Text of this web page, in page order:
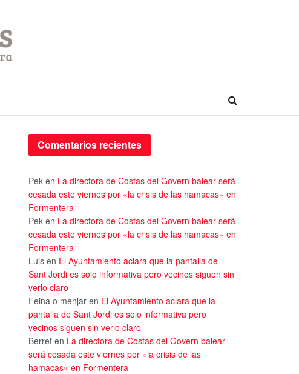
Comentarios recientes
Pek en La directora de Costas del Govern balear será
cesada este viernes por «la crisis de las hamacas» en
Formentera
Pek en La directora de Costas del Govern balear será
cesada este viernes por «la crisis de las hamacas» en
Formentera
Luis en El Ayuntamiento aclara que la pantalla de
Sant Jordi es solo informativa pero vecinos siguen sin
verlo claro
Feina o menjar en El Ayuntamiento aclara que la
pantalla de Sant Jordi es solo informativa pero
vecinos siguen sin verlo claro
Berret en La directora de Costas del Govern balear
será cesada este viernes por «la crisis de las
hamacas» en Formentera